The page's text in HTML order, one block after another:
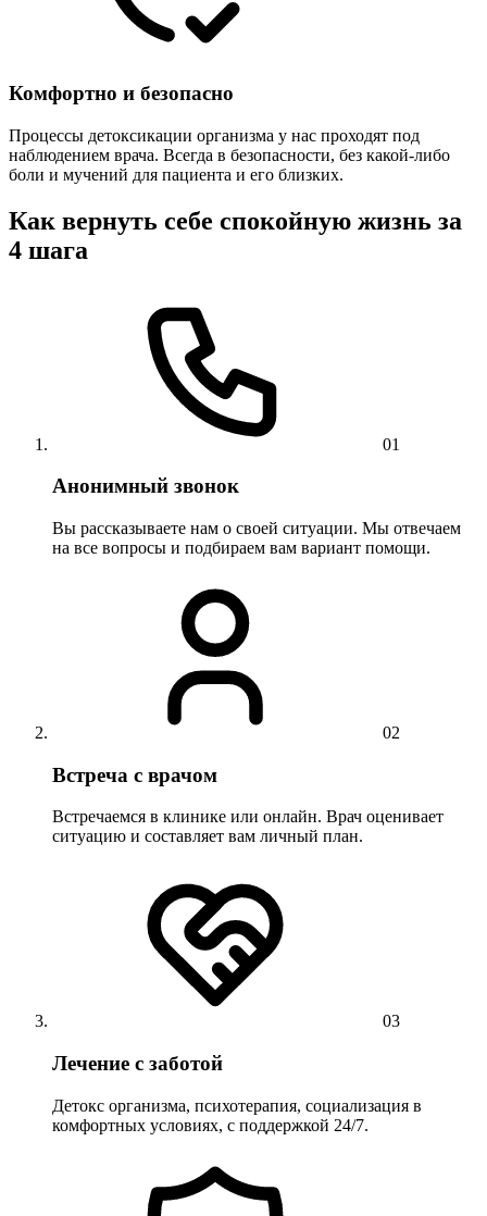
Комфортно и безопасно
Процессы детоксикации организма у нас проходят под
наблюдением врача. Всегда в безопасности, без какой-либо
боли и мучений для пациента и его близких.
Как вернуть себе спокойную жизнь за
4 шага
01
Анонимный звонок
Вы рассказываете нам о своей ситуации. Мы отвечаем
на все вопросы и подбираем вам вариант помощи.
02
Встреча с врачом
Встречаемся в клинике или онлайн. Врач оценивает
ситуацию и составляет вам личный план.
03
Лечение с заботой
Детокс организма, психотерапия, социализация в
комфортных условиях, с поддержкой 24/7.